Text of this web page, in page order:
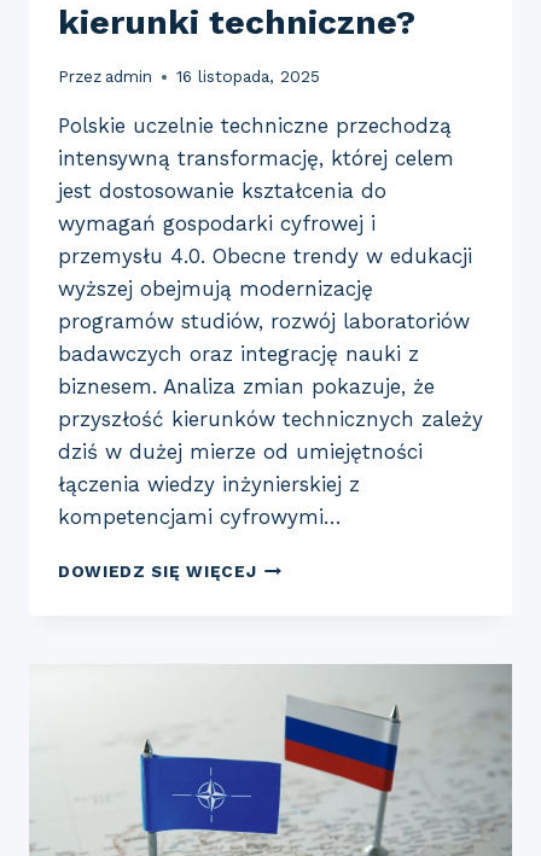
kierunki techniczne?
Przez admin 16 listopada, 2025
Polskie uczelnie techniczne przechodzą
intensywną transformację, której celem
jest dostosowanie kształcenia do
wymagań gospodarki cyfrowej i
przemysłu 4.0. Obecne trendy w edukacji
wyższej obejmują modernizację
programów studiów, rozwój laboratoriów
badawczych oraz integrację nauki z
biznesem. Analiza zmian pokazuje, że
przyszłość kierunków technicznych zależy
dziś w dużej mierze od umiejętności
łączenia wiedzy inżynierskiej z
kompetencjami cyfrowymi…
DOWIEDZ SIĘ WIĘCEJTRENDY
W
POLSCE
JAKIE
INNOWACJE
ZMIENIAJĄ
KIERUNKI
TECHNICZNE?